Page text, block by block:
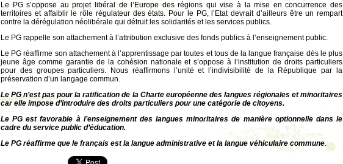
Le PG s’oppose au projet libéral de l’Europe des régions qui vise à la mise en concurrence des
territoires et affaiblir le rôle régulateur des états. Pour le PG, l’Etat devrait d’ailleurs être un rempart
contre la dérégulation néolibérale qui détruit les solidarités et les services publics.
Le PG rappelle son attachement à l’attribution exclusive des fonds publics à l’enseignement public.
Le PG réaffirme son attachement à l’apprentissage par toutes et tous de la langue française dès le plus
jeune âge comme garantie de la cohésion nationale et s’oppose à l’institution de droits particuliers
pour des groupes particuliers. Nous réaffirmons l’unité et l’indivisibilité de la République par la
préservation d’un langage commun.
Le PG n’est pas pour la ratification de la Charte européenne des langues régionales et minoritaires
car elle impose d’introduire des droits particuliers pour une catégorie de citoyens.
Le PG est favorable à l’enseignement des langues minoritaires de manière optionnelle dans le
cadre du service public d’éducation.
Le PG réaffirme que le français est la langue administrative et la langue véhiculaire commune.